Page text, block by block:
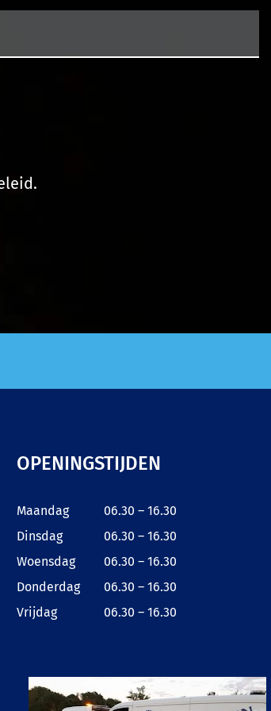
OPENINGSTIJDEN
Maandag
06.30 – 16.30
Dinsdag
06.30 – 16.30
Woensdag
06.30 – 16.30
Donderdag
06.30 – 16.30
Vrijdag
06.30 – 16.30